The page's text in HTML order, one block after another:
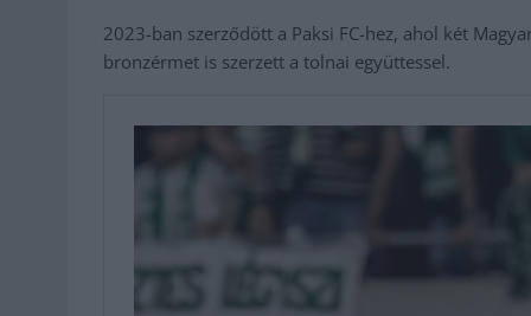
2023-ban szerződött a Paksi FC-hez, ahol két
bronzérmet is szerzett a tolnai együttessel.